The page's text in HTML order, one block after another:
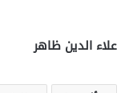
علاء الدين ظاهر